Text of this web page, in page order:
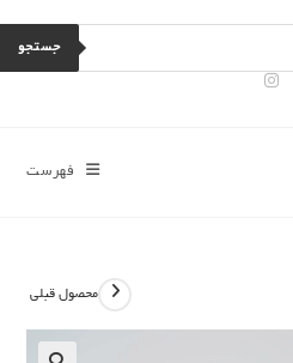
جستجو
فهرست
محصول قبلی